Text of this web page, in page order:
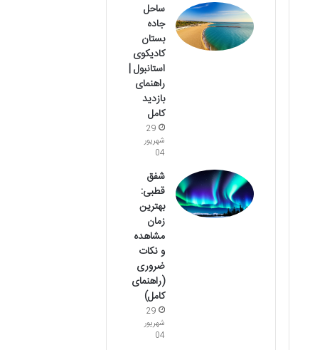
ساحل
جاده
بستان
کادیکوی
استانبول |
راهنمای
بازدید
کامل
29
شهریور
04
شفق
قطبی:
بهترین
زمان
مشاهده
و نکات
ضروری
(راهنمای
کامل)
29
شهریور
04